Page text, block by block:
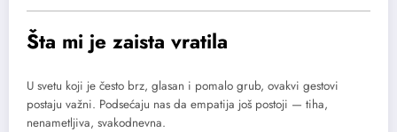
Šta mi je zaista vratila
U svetu koji je često brz, glasan i pomalo grub, ovakvi gestovi
postaju važni. Podsećaju nas da empatija još postoji — tiha,
nenametljiva, svakodnevna.